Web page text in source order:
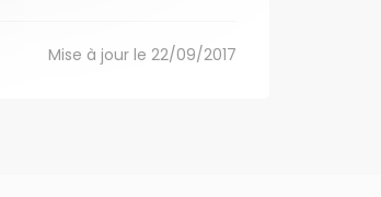
Mise à jour le 22/09/2017